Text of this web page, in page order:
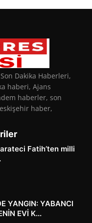
Dakika Haberleri,
haberi, Ajans
haberler, son
haber,
Fatih’ten milli
YANGIN: YABANCI
EVİ K...